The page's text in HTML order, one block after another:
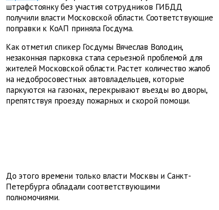
штрафстоянку без участия сотрудников ГИБДД
получили власти Московской области. Соответствующие
поправки к КоАП приняла Госдума.
Как отметил спикер Госдумы Вячеслав Володин,
незаконная парковка стала серьезной проблемой для
жителей Московской области. Растет количество жалоб
на недобросовестных автовладельцев, которые
паркуются на газонах, перекрывают въезды во дворы,
препятствуя проезду пожарных и скорой помощи.
До этого времени только власти Москвы и Санкт-
Петербурга обладали соответствующими
полномочиями.